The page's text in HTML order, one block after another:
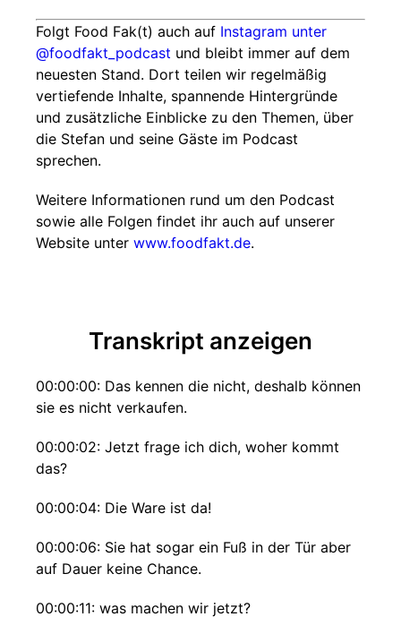
Folgt Food Fak(t) auch auf Instagram unter
@foodfakt_podcast und bleibt immer auf dem
neuesten Stand. Dort teilen wir regelmäßig
vertiefende Inhalte, spannende Hintergründe
und zusätzliche Einblicke zu den Themen, über
die Stefan und seine Gäste im Podcast
sprechen.
Weitere Informationen rund um den Podcast
sowie alle Folgen findet ihr auch auf unserer
Website unter www.foodfakt.de.
Transkript anzeigen
00:00:00: Das kennen die nicht, deshalb können
sie es nicht verkaufen.
00:00:02: Jetzt frage ich dich, woher kommt
das?
00:00:04: Die Ware ist da!
00:00:06: Sie hat sogar ein Fuß in der Tür aber
auf Dauer keine Chance.
00:00:11: was machen wir jetzt?